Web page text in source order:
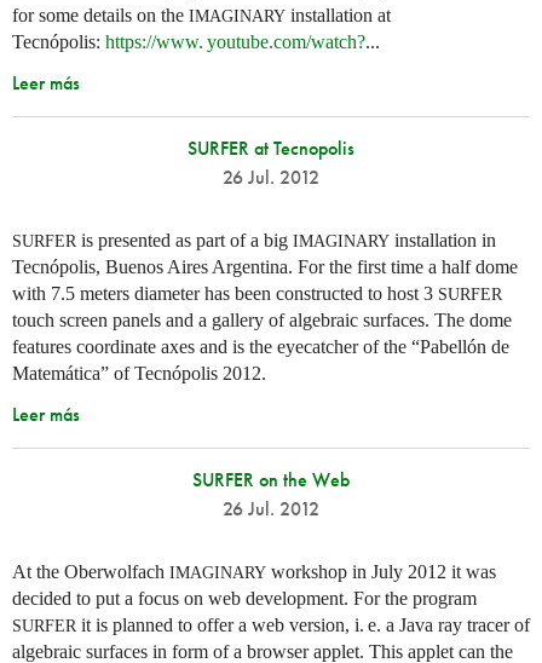
for some details on the IMAGINARY installation at
Tecnópolis: https://www. youtube.com/watch?...
Leer más
SURFER at Tecnopolis
26 Jul. 2012
SURFER is presented as part of a big IMAGINARY installation in
Tecnópolis, Buenos Aires Argentina. For the first time a half dome
with 7.5 meters diameter has been constructed to host 3 SURFER
touch screen panels and a gallery of algebraic surfaces. The dome
features coordinate axes and is the eyecatcher of the “Pabellón de
Matemática” of Tecnópolis 2012.
Leer más
SURFER on the Web
26 Jul. 2012
At the Oberwolfach IMAGINARY workshop in July 2012 it was
decided to put a focus on web development. For the program
SURFER it is planned to offer a web version, i. e. a Java ray tracer of
algebraic surfaces in form of a browser applet. This applet can the